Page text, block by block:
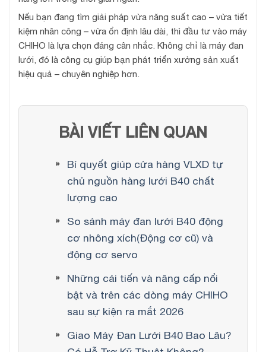
Nếu bạn đang tìm giải pháp vừa năng suất cao – vừa tiết
kiệm nhân công – vừa ổn định lâu dài, thì đầu tư vào máy
CHIHO là lựa chọn đáng cân nhắc. Không chỉ là máy đan
lưới, đó là công cụ giúp bạn phát triển xưởng sản xuất
hiệu quả – chuyên nghiệp hơn.
BÀI VIẾT LIÊN QUAN
Bí quyết giúp cửa hàng VLXD tự
chủ nguồn hàng lưới B40 chất
lượng cao
So sánh máy đan lưới B40 động
cơ nhông xích(Động cơ cũ) và
động cơ servo
Những cải tiến và nâng cấp nổi
bật và trên các dòng máy CHIHO
sau sự kiện ra mắt 2026
Giao Máy Đan Lưới B40 Bao Lâu?